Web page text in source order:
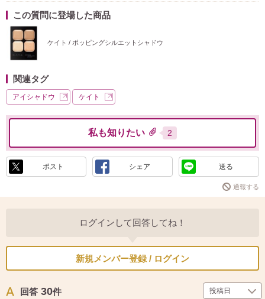
この質問に登場した商品
ケイト / ポッピングシルエットシャドウ
関連タグ
アイシャドウ ケイト
私も知りたい 2
ポスト シェア 送る
通報する
ログインして回答してね！
新規メンバー登録 / ログイン
回答 30件